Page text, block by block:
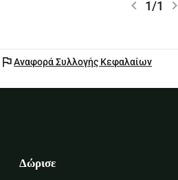
chevron_left 1/1 chevron_right
flagΑναφορά Συλλογής Κεφαλαίων
Δώρισε